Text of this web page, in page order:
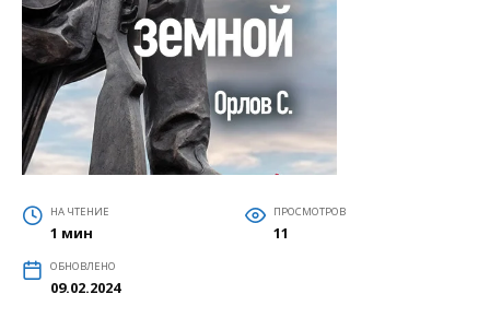
НА ЧТЕНИЕ
1 мин
ПРОСМОТРОВ
11
ОБНОВЛЕНО
09.02.2024